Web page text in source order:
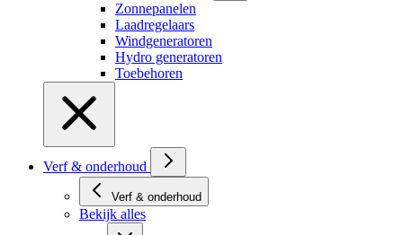
Zonnepanelen
Laadregelaars
Windgeneratoren
Hydro generatoren
Toebehoren
Verf & onderhoud
Verf & onderhoud
Bekijk alles